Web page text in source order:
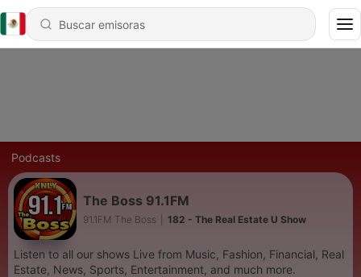
Podcasts
The Boss 91.1FM
91.1FM The Boss 182 - The Real Estate U Show
Listen to all our shows Live from Music, Fashion, Financial, Real
Estate, News, Sports, Entertainment, and much more.